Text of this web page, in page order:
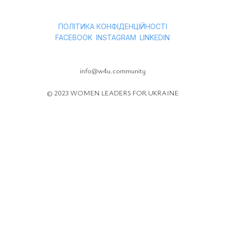
ПОЛІТИКА КОНФІДЕНЦІЙНОСТІ
FACEBOOK INSTAGRAM LINKEDIN
info@w4u.community
© 2023 WOMEN LEADERS FOR UKRAINE